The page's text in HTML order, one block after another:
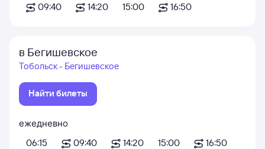
09:40
14:20 15:00 16:50
в Бегишевское
Тобольск - Бегишевское
Найти билеты
ежедневно
06:15
09:40 14:20 15:00 16:50